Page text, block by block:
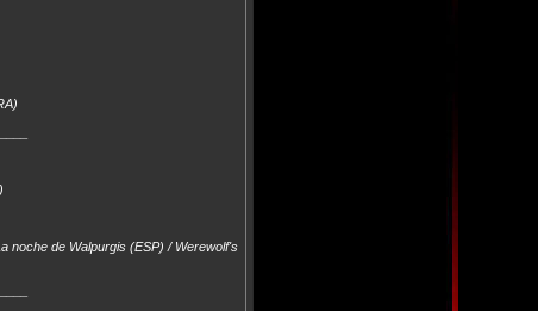
noche de Walpurgis (ESP) / Werewolf's